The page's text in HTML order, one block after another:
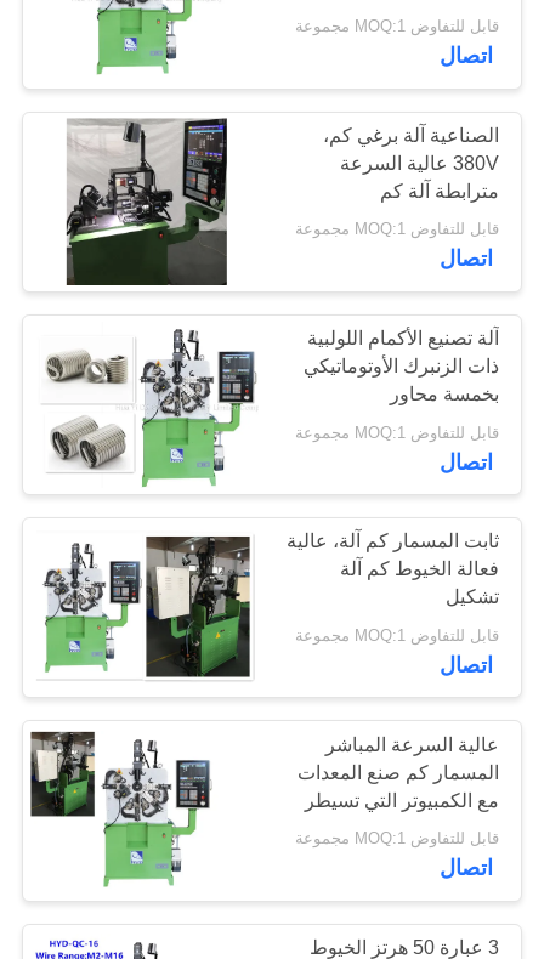
المعمل
مراقبة
الجودة
اتصل
أخبار
اطلب
اقتباس
خريطة
الموقع
PRIVACY
POLICY
ضغط آلة الربيع
37
الربيع الانحناء آلة
42
سلك يثنّي آلة
40
17
قابل للتفاوض MOQ:1 مجموعة
اتصال
الصناعية آلة برغي كم،
380V عالية السرعة
مترابطة آلة كم
قابل للتفاوض MOQ:1 مجموعة
اتصال
آلة تصنيع الأكمام اللولبية
ذات الزنبرك الأوتوماتيكي
بخمسة محاور
قابل للتفاوض MOQ:1 مجموعة
اتصال
ثابت المسمار كم آلة، عالية
فعالة الخيوط كم آلة
تشكيل
قابل للتفاوض MOQ:1 مجموعة
اتصال
عالية السرعة المباشر
المسمار كم صنع المعدات
مع الكمبيوتر التي تسيطر
عليها
قابل للتفاوض MOQ:1 مجموعة
اتصال
3 عبارة 50 هرتز الخيوط